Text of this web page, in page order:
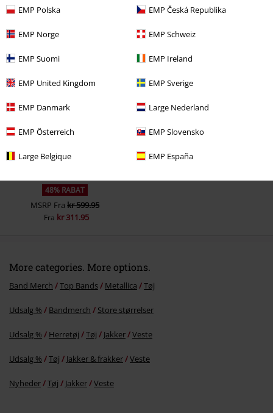
EMP Polska EMP Česká Republika
EMP Norge EMP Schweiz
EMP Suomi EMP Ireland
EMP United Kingdom EMP Sverige
EMP Danmark Large Nederland
EMP Österreich EMP Slovensko
Large Belgique EMP España
48% RABAT
MSRP Fra kr 599.95
Fra kr 311.95
More categories. More options.
Band Merch Top Bands Metallica Tøj
Udsalg % Bandmerch Store størrelser
Udsalg % Herretøj Tøj Jakker Veste
Udsalg % Tøj Jakker & frakker Veste
Nyheder Tøj Jakker Veste